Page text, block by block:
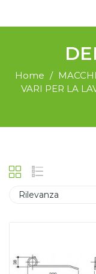
Home
VARI PER LA
Rilevanza